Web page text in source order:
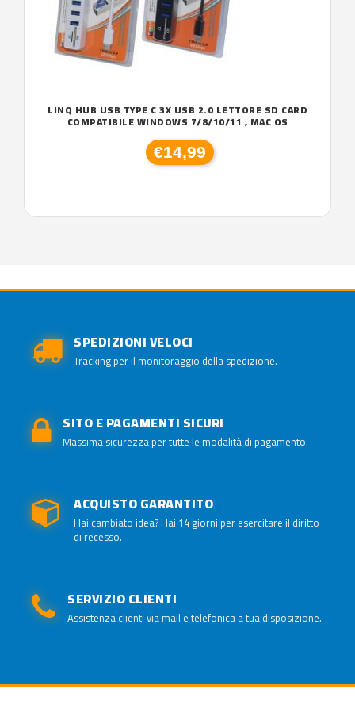
LINQ HUB USB TYPE C 3X USB 2.0 LETTORE SD CARD
COMPATIBILE WINDOWS 7/8/10/11 , MAC OS
€14,99
SPEDIZIONI VELOCI
Tracking per il monitoraggio della spedizione.
SITO E PAGAMENTI SICURI
Massima sicurezza per tutte le modalità di pagamento.
ACQUISTO GARANTITO
Hai cambiato idea? Hai 14 giorni per esercitare il diritto
di recesso.
SERVIZIO CLIENTI
Assistenza clienti via mail e telefonica a tua disposizione.